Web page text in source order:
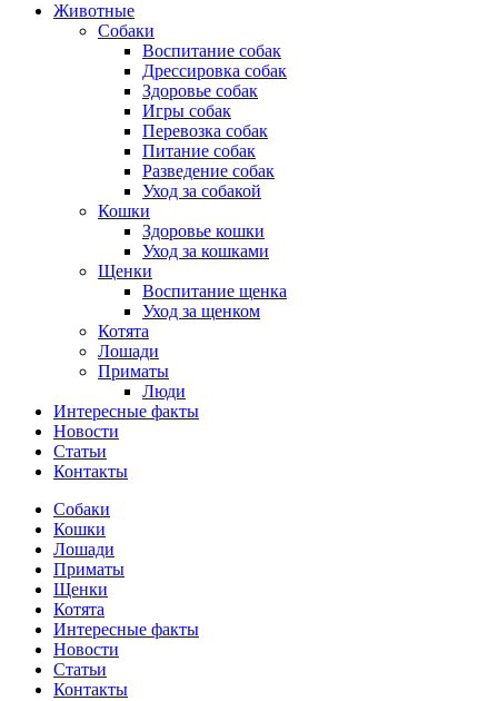
Животные
Собаки
Воспитание собак
Дрессировка собак
Здоровье собак
Игры собак
Перевозка собак
Питание собак
Разведение собак
Уход за собакой
Кошки
Здоровье кошки
Уход за кошками
Щенки
Воспитание щенка
Уход за щенком
Котята
Лошади
Приматы
Люди
Интересные факты
Новости
Статьи
Контакты
Собаки
Кошки
Лошади
Приматы
Щенки
Котята
Интересные факты
Новости
Статьи
Контакты